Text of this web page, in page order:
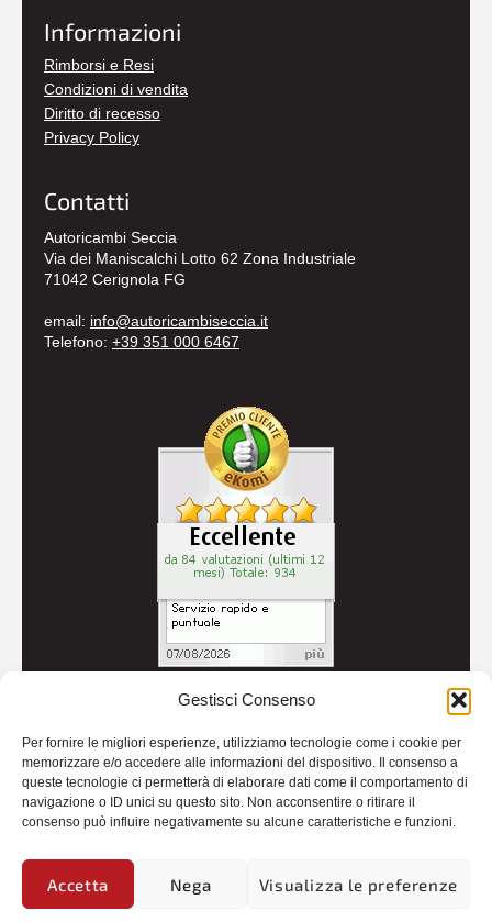
Gestisci Consenso
Per fornire le migliori esperienze, utilizziamo tecnologie come i cookie per
memorizzare e/o accedere alle informazioni del dispositivo. Il consenso a
queste tecnologie ci permetterà di elaborare dati come il comportamento di
navigazione o ID unici su questo sito. Non acconsentire o ritirare il
consenso può influire negativamente su alcune caratteristiche e funzioni.
Accetta Nega Visualizza le preferenze
Informazioni
Rimborsi e Resi
Condizioni di vendita
Diritto di recesso
Privacy Policy
Contatti
Autoricambi Seccia
Via dei Maniscalchi Lotto 62 Zona Industriale
71042 Cerignola FG
email: info@autoricambiseccia.it
Telefono: +39 351 000 6467
Credits